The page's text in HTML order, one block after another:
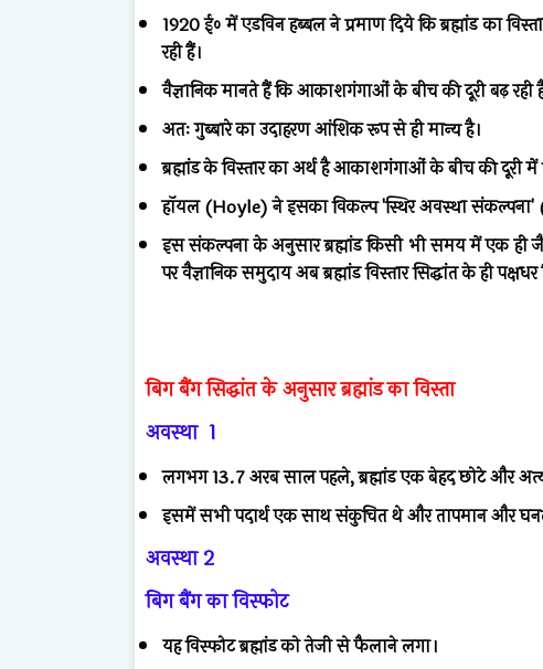
1920 ई० में एडविन हब्बल ने प्रमाण दिये कि ब्रह्मांड का
रही हैं।
वैज्ञानिक मानते हैं कि आकाशगंगाओं के बीच की दूरी बढ़ रही
अतः गुब्बारे का उदाहरण आंशिक रूप से ही मान्य है।
ब्रह्मांड के विस्तार का अर्थ है आकाशगंगाओं के बीच की दूरी में
हॉयल (Hoyle) ने इसका विकल्प 'स्थिर अवस्था
इस संकल्पना के अनुसार ब्रह्मांड किसी भी समय में एक ही
पर वैज्ञानिक समुदाय अब ब्रह्मांड विस्तार सिद्धांत के ही पक्षधर
बिग बैंग सिद्धांत के अनुसार ब्रह्मांड का विस्ता
अवस्था 1
लगभग 13.7 अरब साल पहले, ब्रह्मांड एक बेहद छोटे और
इसमें सभी पदार्थ एक साथ संकुचित थे और तापमान और
अवस्था 2
बिग बैंग का विस्फोट
यह विस्फोट ब्रह्मांड को तेजी से फैलाने लगा।